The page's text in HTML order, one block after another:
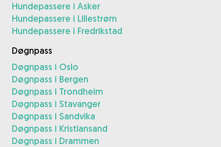
Hundepassere i Asker
Hundepassere i Lillestrøm
Hundepassere i Fredrikstad
Døgnpass
Døgnpass i Oslo
Døgnpass i Bergen
Døgnpass i Trondheim
Døgnpass i Stavanger
Døgnpass i Sandvika
Døgnpass i Kristiansand
Døgnpass i Drammen